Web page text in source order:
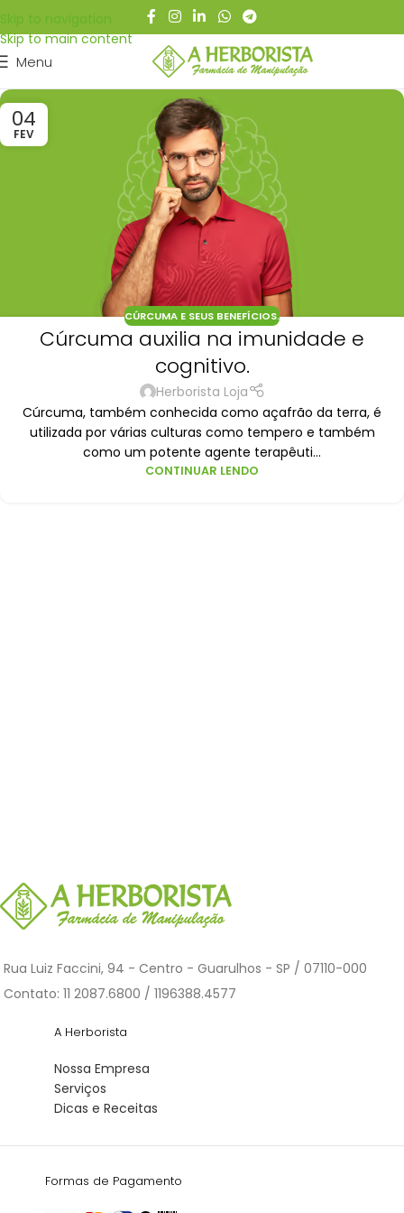
Skip to navigation
Skip to main content
Menu
04
FEV
CÚRCUMA E SEUS BENEFÍCIOS.
Cúrcuma auxilia na imunidade e
cognitivo.
Herborista Loja
Cúrcuma, também conhecida como açafrão da terra, é
utilizada por várias culturas como tempero e também
como um potente agente terapêuti...
CONTINUAR LENDO
Rua Luiz Faccini, 94 - Centro - Guarulhos - SP / 07110-000
Contato: 11 2087.6800 / 1196388.4577
A Herborista
Nossa Empresa
Serviços
Dicas e Receitas
Formas de Pagamento